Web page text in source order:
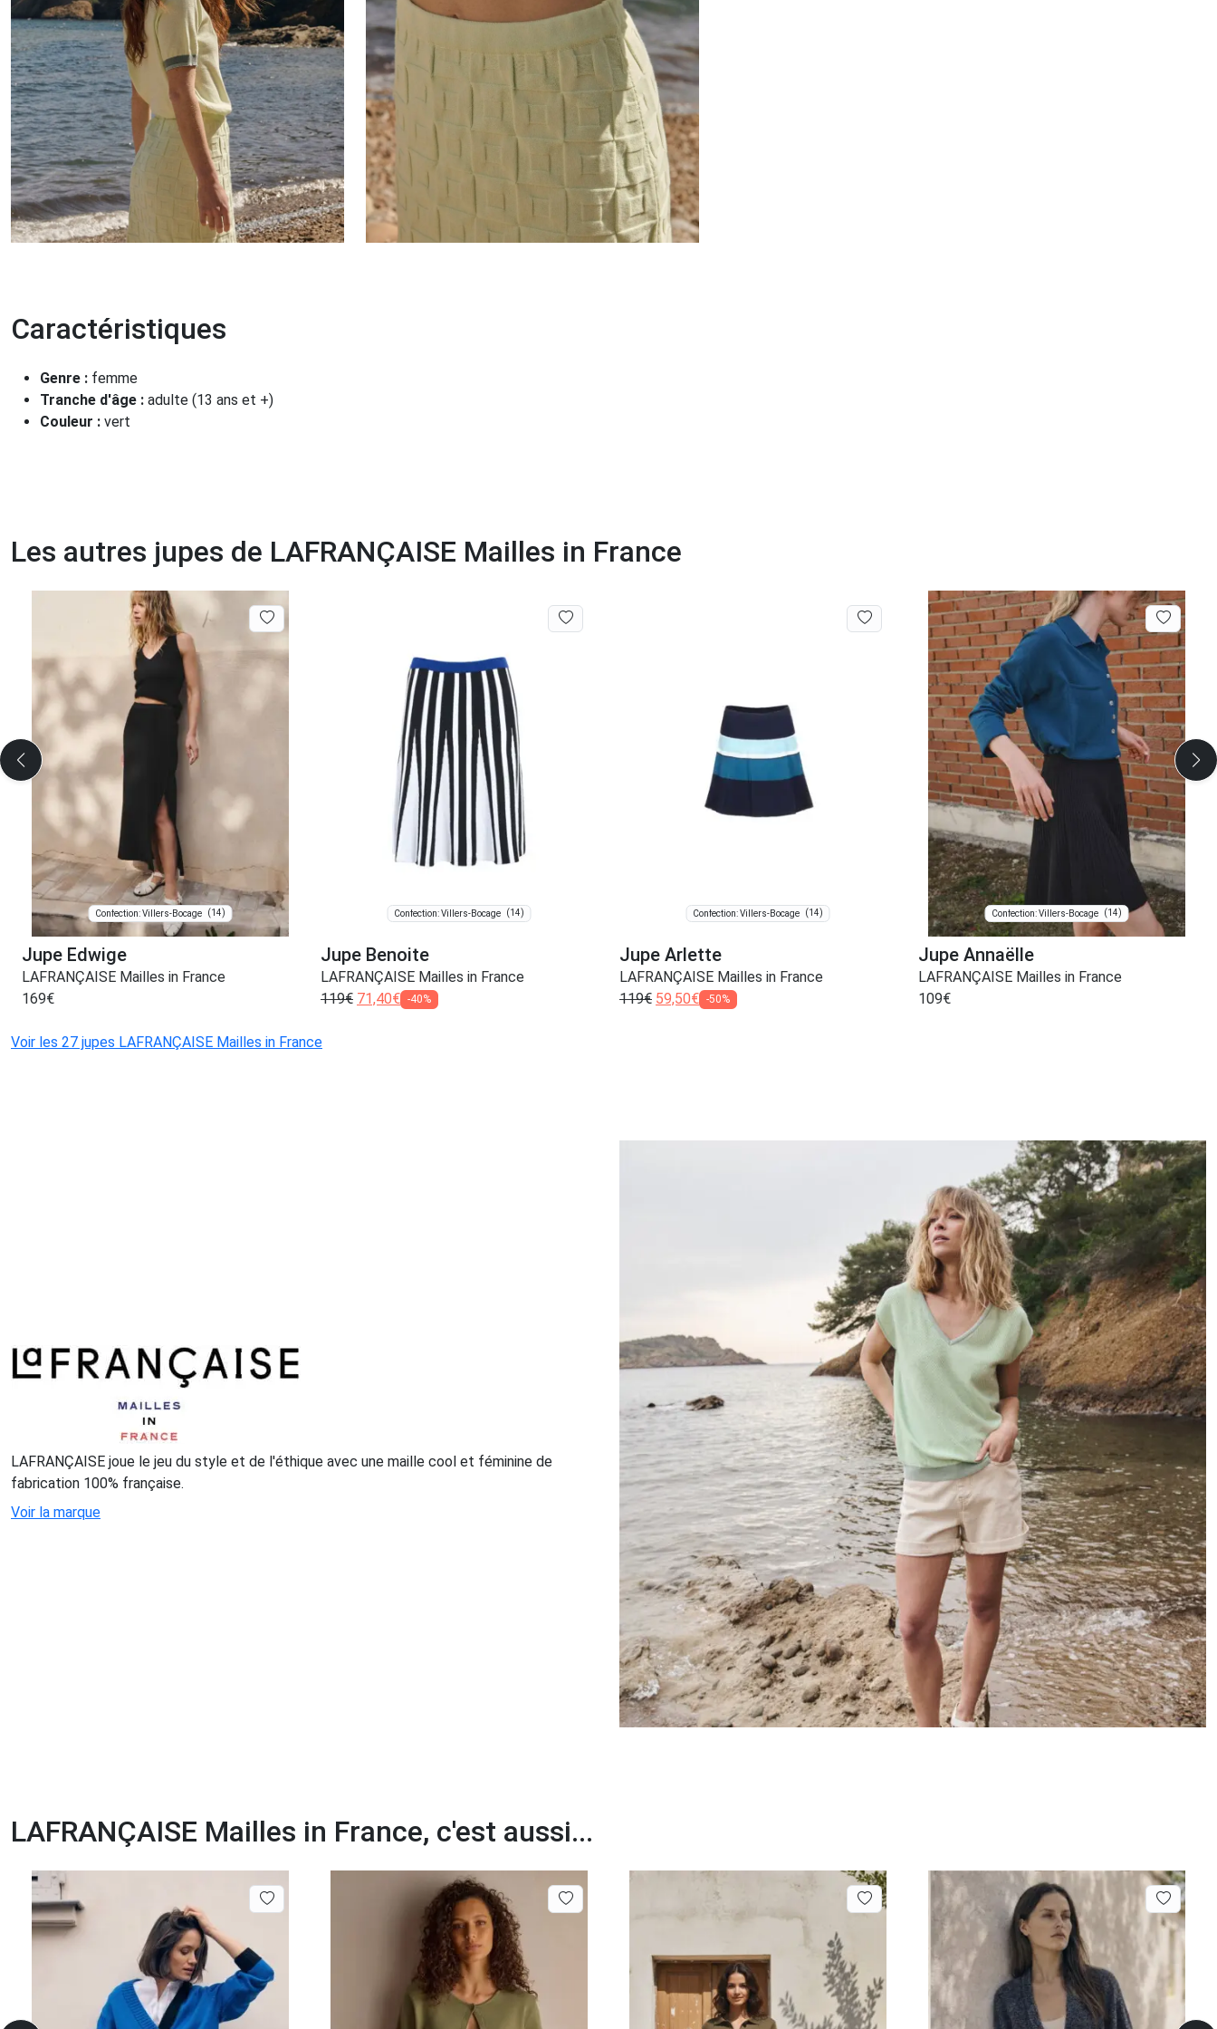
Caractéristiques
Genre : femme
Tranche d'âge : adulte (13 ans et +)
Couleur : vert
Les autres jupes de LAFRANÇAISE Mailles in France
Confection: Villers-Bocage (14)
Jupe Edwige
LAFRANÇAISE Mailles in France
169€
Confection: Villers-Bocage (14)
Jupe Benoite
LAFRANÇAISE Mailles in France
119€ 71,40€ -40%
Confection: Villers-Bocage (14)
Jupe Arlette
LAFRANÇAISE Mailles in France
119€ 59,50€ -50%
Confection: Villers-Bocage (14)
Jupe Annaëlle
LAFRANÇAISE Mailles in France
109€
Voir les 27 jupes LAFRANÇAISE Mailles in France
LAFRANÇAISE joue le jeu du style et de l'éthique avec une maille cool et féminine de
fabrication 100% française.
Voir la marque
LAFRANÇAISE Mailles in France, c'est aussi...